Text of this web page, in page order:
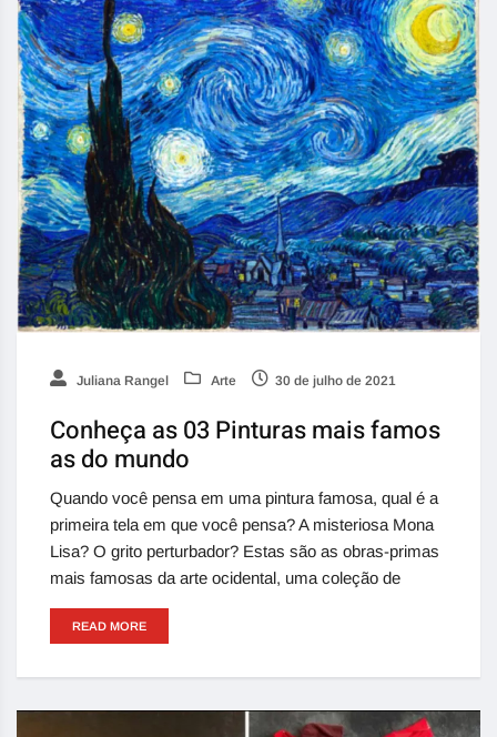
Juliana Rangel Arte 30 de julho de 2021
Conheça as 03 Pinturas mais famos
as do mundo
Quando você pensa em uma pintura famosa, qual é a
primeira tela em que você pensa? A misteriosa Mona
Lisa? O grito perturbador? Estas são as obras-primas
mais famosas da arte ocidental, uma coleção de
READ MORE